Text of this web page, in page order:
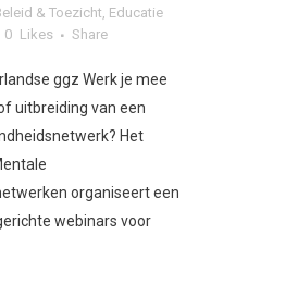
& Toezicht Educatie
0 Likes Share
ggz Werk je mee
uitbreiding van een
Het
organiseert een
webinars voor